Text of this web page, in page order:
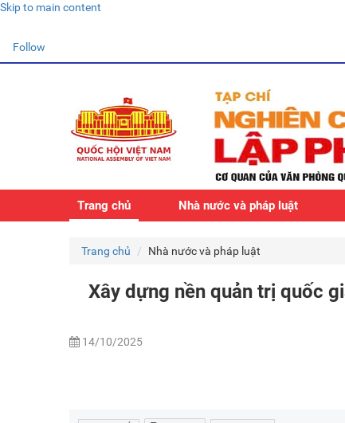
Skip to main content
Follow
Trang chủ Nhà nước và pháp luật
Trang chủ Nhà nước và pháp luật
Xây dựng nền quản trị quốc
14/10/2025